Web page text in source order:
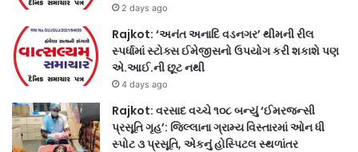
2 days ago
Rajkot: ‘અનંત અનાદિ વડનગર’ થીમની રીલ
સ્પર્ધામાં સ્ટોક્સ ઈમેજીસનો ઉપયોગ કરી શકાશે પણ
એ.આઈ.ની છૂટ નથી
4 days ago
Rajkot: વરસાદ વચ્ચે ૧૦૮ બન્યું ‘ઈમરજન્સી
પ્રસૂતિ ગૃહ’: જિલ્લાના ગ્રામ્ય વિસ્તારમાં ઓન ધી
સ્પોટ ૩ પ્રસૂતિ, એકનું હોસ્પિટલ સ્થળાંતર